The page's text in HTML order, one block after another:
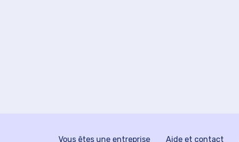
Vous êtes une entreprise Aide et contact